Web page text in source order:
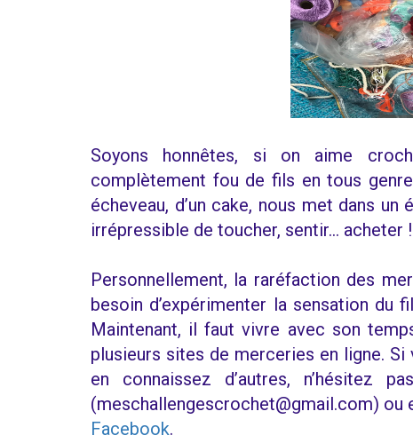
Soyons honnêtes, si on aime
complètement fou de fils en tous
écheveau, d’un cake, nous met dans
irrépressible de toucher, sentir… acheter !
Personnellement, la raréfaction des
besoin d’expérimenter la sensation du
Maintenant, il faut vivre avec son
plusieurs sites de merceries en ligne.
en connaissez d’autres, n’hésitez
(meschallengescrochet@gmail.com) ou
Facebook.